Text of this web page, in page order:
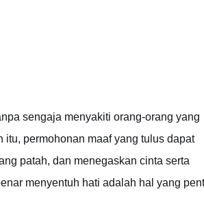
sengaja menyakiti orang-orang yang
permohonan maaf yang tulus dapat
patah, dan menegaskan cinta serta
menyentuh hati adalah hal yang